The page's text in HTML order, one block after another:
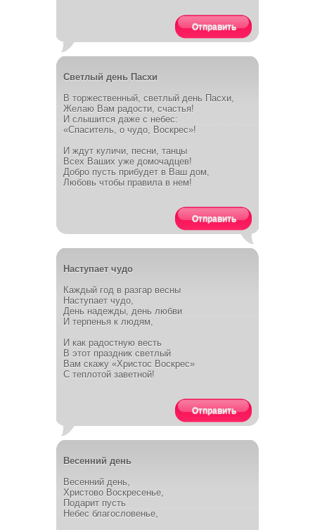
Отправить
Светлый день Пасхи
В торжественный, светлый день Пасхи,
Желаю Вам радости, счастья!
И слышится даже с небес:
«Спаситель, о чудо, Воскрес»!
И ждут куличи, песни, танцы
Всех Ваших уже домочадцев!
Добро пусть прибудет в Ваш дом,
Любовь чтобы правила в нем!
Отправить
Наступает чудо
Каждый год в разгар весны
Наступает чудо,
День надежды, день любви
И терпенья к людям,
И как радостную весть
В этот праздник светлый
Вам скажу «Христос Воскрес»
С теплотой заветной!
Отправить
Весенний день
Весенний день,
Христово Воскресенье,
Подарит пусть
Небес благословенье,